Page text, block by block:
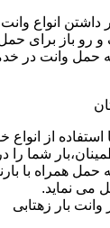
داشتن انواع
باز برای حمل
حمل وانت در
استفاده از
شما را
همراه با
می نماید.
وانت بار زهتابی